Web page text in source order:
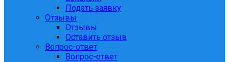
Подать заявку
Отзывы
Отзывы
Оставить отзыв
Вопрос-ответ
Вопрос-ответ